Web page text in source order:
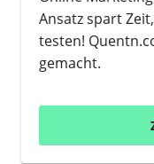
Ansatz spart
testen!
gemacht.